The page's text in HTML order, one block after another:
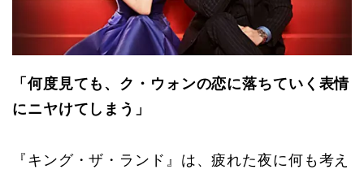
「何度見ても、ク・ウォンの恋に落ちていく表情
にニヤけてしまう」
『キング・ザ・ランド』は、疲れた夜に何も考え